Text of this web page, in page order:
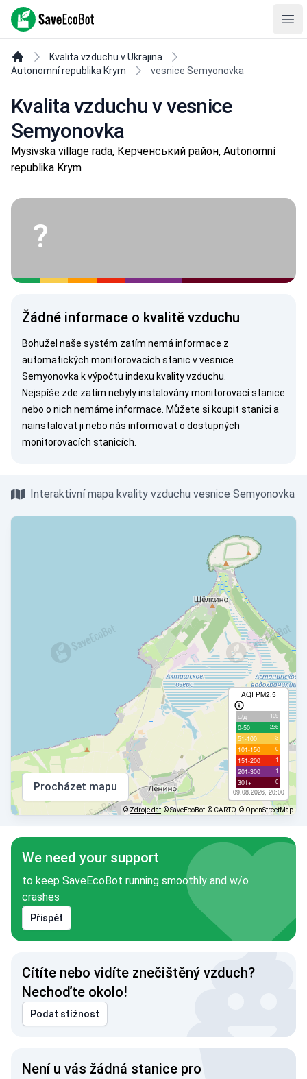
SaveEcoBot
Kvalita vzduchu v Ukrajina
Autonomní republika Krym
vesnice Semyonovka
Kvalita vzduchu v vesnice
Semyonovka
Mysivska village rada, Керченський район, Autonomní
republika Krym
?
Žádné informace o kvalitě vzduchu
Bohužel naše systém zatím nemá informace z
automatických monitorovacích stanic v vesnice
Semyonovka k výpočtu indexu kvality vzduchu.
Nejspíše zde zatím nebyly instalovány monitorovací stanice
nebo o nich nemáme informace. Můžete si koupit stanici a
nainstalovat ji nebo nás informovat o dostupných
monitorovacích stanicích.
Interaktivní mapa kvality vzduchu vesnice Semyonovka
AQI PM2.5
с/д 109
0-50 236
51-100 3
101-150 0
151-200 1
201-300 1
301+ 0
09.08.2026, 20:00
Procházet mapu
© Zdroje dat © SaveEcoBot © CARTO © OpenStreetMap
We need your support
to keep SaveEcoBot running smoothly and w/o
crashes
Přispět
Cítíte nebo vidíte znečištěný vzduch?
Nechoďte okolo!
Podat stížnost
Není u vás žádná stanice pro